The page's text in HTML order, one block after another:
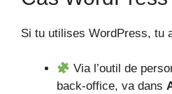
Si tu utilises WordPress, tu
Via l’outil de
back-office, va dans